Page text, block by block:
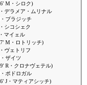
M・シロク)
デラメア・ムリナル
ブラジッチ
シコシェク
マイェル
M・ロトリッチ)
ヴェトリフ
ザイツ
R・クロナヴェテル)
ポドロガル
J・マティアシッチ)